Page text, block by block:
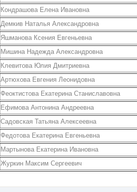
Кондрашова Елена Ивановна
Демкив Наталья Александровна
Яшманова Ксения Евгеньевна
Мишина Надежда Александровна
Клевитова Юлия Дмитриевна
Артюхова Евгения Леонидовна
Феоктистова Екатерина Станиславовна
Ефимова Антонина Андреевна
Садовская Татьяна Алексеевна
Федотова Екатерина Евгеньевна
Мартынова Екатерина Ивановна
Журкин Максим Сергеевич